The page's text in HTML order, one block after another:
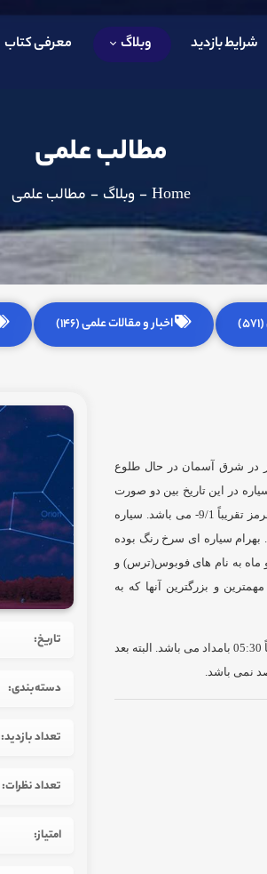
شرایط بازدید وبلاگ معرفی کتاب
مطالب علمی
Home
- وبلاگ - مطالب علمی
اخبار و مقالات علمی (146)
و هرمز در شرق آسمان در حال طلوع
0 درجه می باشد. این دو سیاره در این تاریخ بین دو صورت
فلکی شکارچی و دو پیکرقرار دارند. قدر آنها برای بهرام تقریباً 5/1 و برای هرمز تقریباً 9/1- می باشد. سیاره
بهرام سیاره ای سرخ رنگ بوده
ماه به نام های فوبوس(ترس) و
و بزرگترین آنها که به
بهترین زمان برای رصد این مقارنه کمی قبل ازطلوع خورشید است که تقریباً 05:30 بامداد می باشد. البته بعد
نمی باشد.
تاریخ:
دسته‌بندی:
تعداد بازدید:
تعداد نظرات:
امتیاز: